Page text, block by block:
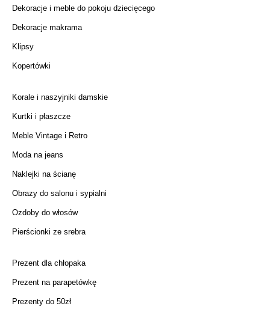
Dekoracje i meble do pokoju dziecięcego
Dekoracje makrama
Klipsy
Kopertówki
Korale i naszyjniki damskie
Kurtki i płaszcze
Meble Vintage i Retro
Moda na jeans
Naklejki na ścianę
Obrazy do salonu i sypialni
Ozdoby do włosów
Pierścionki ze srebra
Prezent dla chłopaka
Prezent na parapetówkę
Prezenty do 50zł